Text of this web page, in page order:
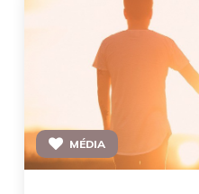
MÉDIA